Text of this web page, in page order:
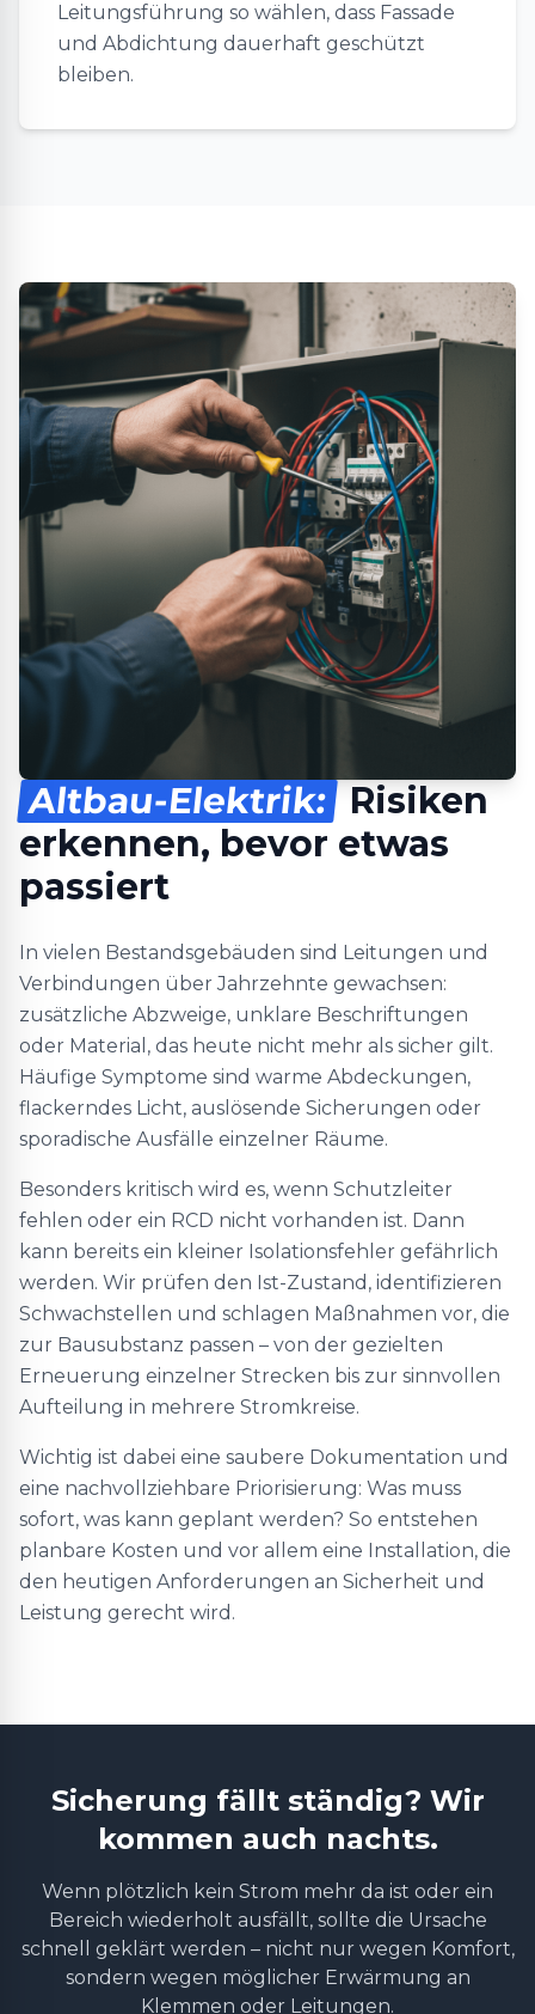
Leitungsführung so wählen, dass Fassade
und Abdichtung dauerhaft geschützt
bleiben.
Altbau-Elektrik: Risiken
erkennen, bevor etwas
passiert
In vielen Bestandsgebäuden sind Leitungen und
Verbindungen über Jahrzehnte gewachsen:
zusätzliche Abzweige, unklare Beschriftungen
oder Material, das heute nicht mehr als sicher gilt.
Häufige Symptome sind warme Abdeckungen,
flackerndes Licht, auslösende Sicherungen oder
sporadische Ausfälle einzelner Räume.
Besonders kritisch wird es, wenn Schutzleiter
fehlen oder ein RCD nicht vorhanden ist. Dann
kann bereits ein kleiner Isolationsfehler gefährlich
werden. Wir prüfen den Ist-Zustand, identifizieren
Schwachstellen und schlagen Maßnahmen vor, die
zur Bausubstanz passen – von der gezielten
Erneuerung einzelner Strecken bis zur sinnvollen
Aufteilung in mehrere Stromkreise.
Wichtig ist dabei eine saubere Dokumentation und
eine nachvollziehbare Priorisierung: Was muss
sofort, was kann geplant werden? So entstehen
planbare Kosten und vor allem eine Installation, die
den heutigen Anforderungen an Sicherheit und
Leistung gerecht wird.
Sicherung fällt ständig? Wir
kommen auch nachts.
Wenn plötzlich kein Strom mehr da ist oder ein
Bereich wiederholt ausfällt, sollte die Ursache
schnell geklärt werden – nicht nur wegen Komfort,
sondern wegen möglicher Erwärmung an
Klemmen oder Leitungen.